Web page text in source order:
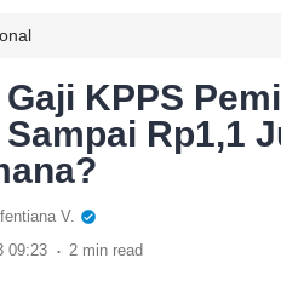
Gaji KPPS
Rp1,1
V.
09:23 . 2 min read